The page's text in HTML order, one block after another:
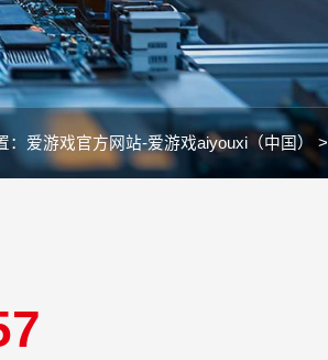
： 爱游戏官方网站-爱游戏aiyouxi（中国） >